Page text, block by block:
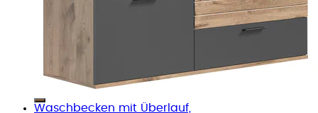
Waschbecken mit Überlauf,